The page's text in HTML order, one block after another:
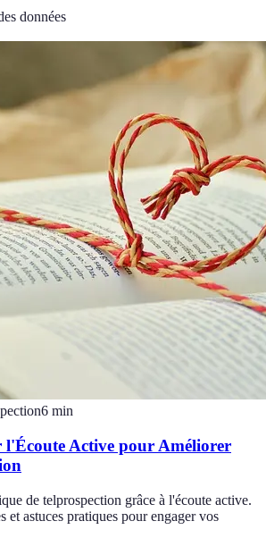
données
6 min
l'Écoute Active pour Améliorer
de telprospection grâce à l'écoute active.
et astuces pratiques pour engager vos